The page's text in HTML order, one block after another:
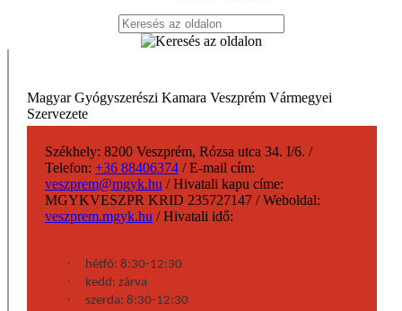
Magyar Gyógyszerészi Kamara Veszprém Vármegyei
Szervezete
Székhely: 8200 Veszprém, Rózsa utca 34. I/6. /
Telefon: +36 88406374 /E-mail cím:
veszprem@mgyk.hu /Hivatali kapu címe:
MGYKVESZPR KRID 235727147 /Weboldal:
veszprem.mgyk.hu /Hivatali idő:
· hétfő: 8:30-12:30
· kedd: zárva
· szerda: 8:30-12:30